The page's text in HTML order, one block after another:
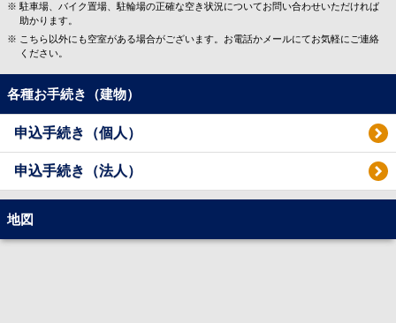
駐車場、バイク置場、駐輪場の正確な空き状況についてお問い合わせいただければ
助かります。
こちら以外にも空室がある場合がございます。お電話かメールにてお気軽にご連絡
ください。
各種お手続き（建物）
申込手続き（個人）
申込手続き（法人）
地図